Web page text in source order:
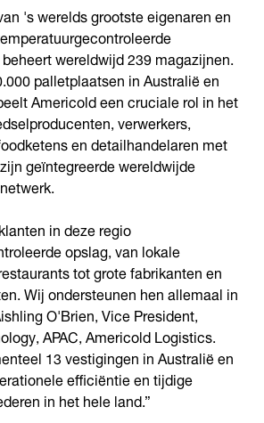
's werelds grootste eigenaren en
wereldwijd 239 magazijnen.
palletplaatsen in Australië en
Americold een cruciale rol in het
verwerkers,
en detailhandelaren met
geïntegreerde wereldwijde
in deze regio
opslag, van lokale
tot grote fabrikanten en
Wij ondersteunen hen allemaal in
O'Brien, Vice President,
APAC, Americold Logistics.
13 vestigingen in Australië en
efficiëntie en tijdige
in het hele land.”